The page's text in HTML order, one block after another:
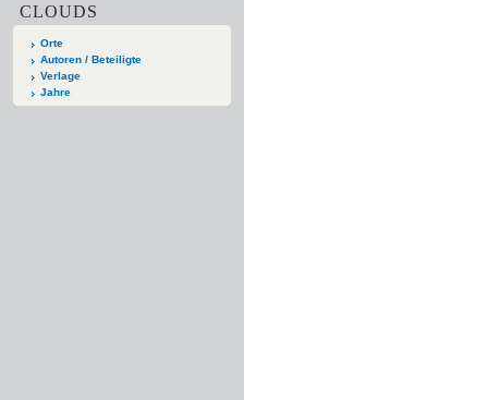
CLOUDS
Orte
Autoren / Beteiligte
Verlage
Jahre